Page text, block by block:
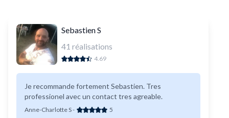
Sebastien S
41 réalisations
4.69
Je recommande fortement Sebastien. Tres
professionel avec un contact tres agreable.
Anne-Charlotte S- 5